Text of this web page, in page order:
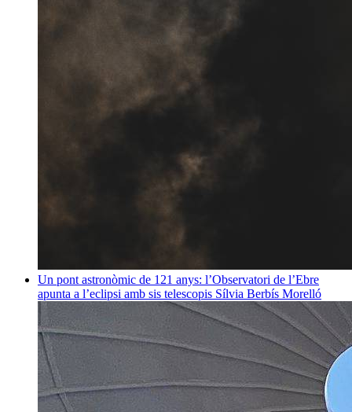
Un pont astronòmic de 121 anys: l’Observatori de l’Ebre
apunta a l’eclipsi amb sis telescopis Sílvia Berbís Morelló